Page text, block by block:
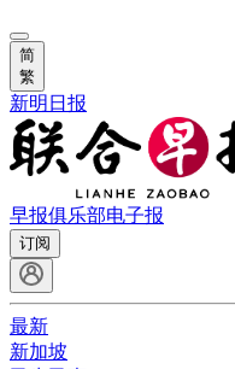
简
繁
新明日报
早报俱乐部电子报
订阅
最新
新加坡